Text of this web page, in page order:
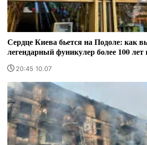
Сердце Киева бьется на Подоле: как
легендарный фуникулер более 100 лет
20:45 10.07